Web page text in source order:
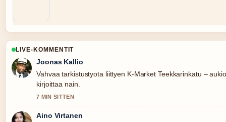
LIVE-KOMMENTIT
Joonas Kallio
Vahvaa tarkistustyota liittyen K-Market Teekkarinkatu –
kirjoittaa nain.
7 MIN SITTEN
Aino Virtanen